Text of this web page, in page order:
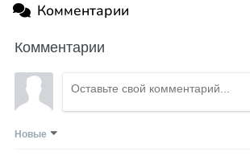
Комментарии
Комментарии
Новые